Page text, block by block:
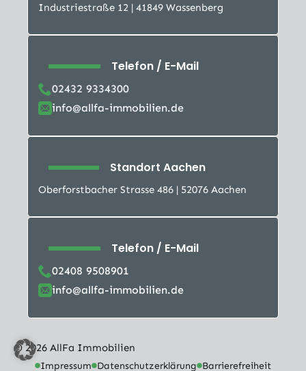
Industriestraße 12 | 41849 Wassenberg
Telefon / E-Mail
02432 9334300
info@allfa-immobilien.de
Standort Aachen
Oberforstbacher Strasse 486 | 52076 Aachen
Telefon / E-Mail
02408 9508901
info@allfa-immobilien.de
© 2026 AllFa Immobilien
Impressum Datenschutzerklärung Barrierefreiheit